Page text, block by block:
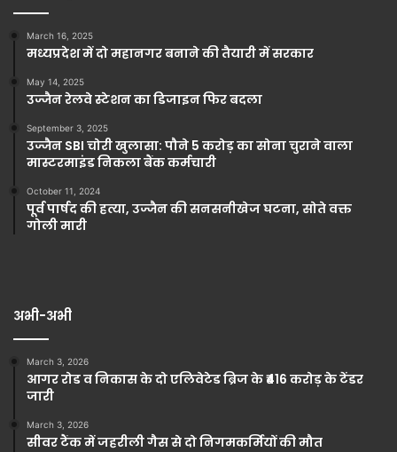
March 16, 2025
मध्यप्रदेश में दो महानगर बनाने की तैयारी में सरकार
May 14, 2025
उज्जैन रेलवे स्टेशन का डिजाइन फिर बदला
September 3, 2025
उज्जैन SBI चोरी खुलासा: पौने 5 करोड़ का सोना चुराने वाला
मास्टरमाइंड निकला बैंक कर्मचारी
October 11, 2024
पूर्व पार्षद की हत्या, उज्जैन की सनसनीखेज घटना, सोते वक्त
गोली मारी
अभी-अभी
March 3, 2026
आगर रोड व निकास के दो एलिवेटेड ब्रिज के ₹416 करोड़ के टेंडर
जारी
March 3, 2026
सीवर टैंक में जहरीली गैस से दो निगमकर्मियों की मौत